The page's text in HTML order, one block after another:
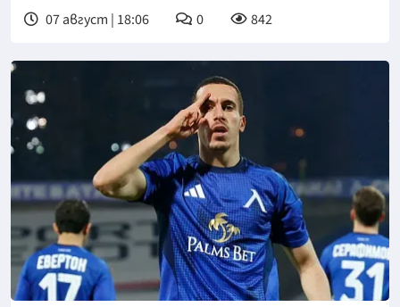
07 август | 18:06 0 842
Снимка: goggle